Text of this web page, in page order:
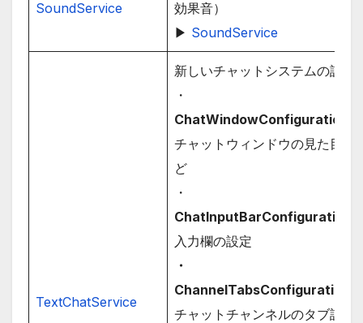
SoundService
効果音）
▶ SoundService
TextChatService
新しいチャットシステムの設定
・
ChatWindowConfiguration
チャットウィンドウの見た目な
ど
・
ChatInputBarConfiguration
入力欄の設定
・
ChannelTabsConfiguration
チャットチャンネルのタブ設定